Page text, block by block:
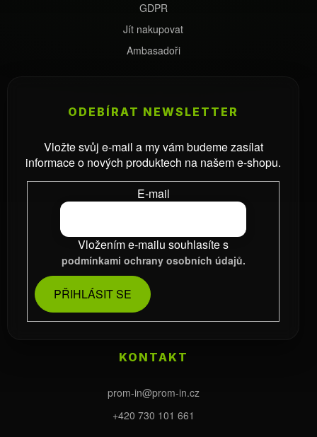
GDPR
Jít nakupovat
Ambasadoři
ODEBÍRAT NEWSLETTER
Vložte svůj e-mail a my vám budeme zasílat
informace o nových produktech na našem e-shopu.
E-mail
Vložením e-mailu souhlasíte s
podmínkami ochrany osobních údajů.
PŘIHLÁSIT SE
KONTAKT
prom-in@prom-in.cz
+420 730 101 661